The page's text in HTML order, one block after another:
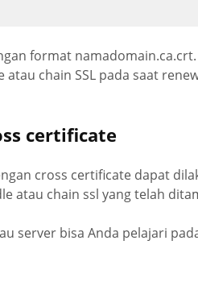
format
chain SSL pada saat
certificate
cross certificate dapat
atau chain ssl yang telah
server bisa Anda pelajari